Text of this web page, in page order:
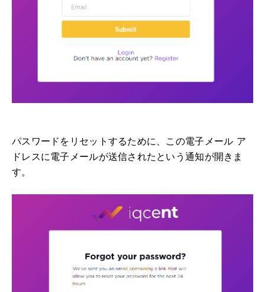
パスワードをリセットするために、この電子メール ア
ドレスに電子メールが送信されたという通知が開きま
す。